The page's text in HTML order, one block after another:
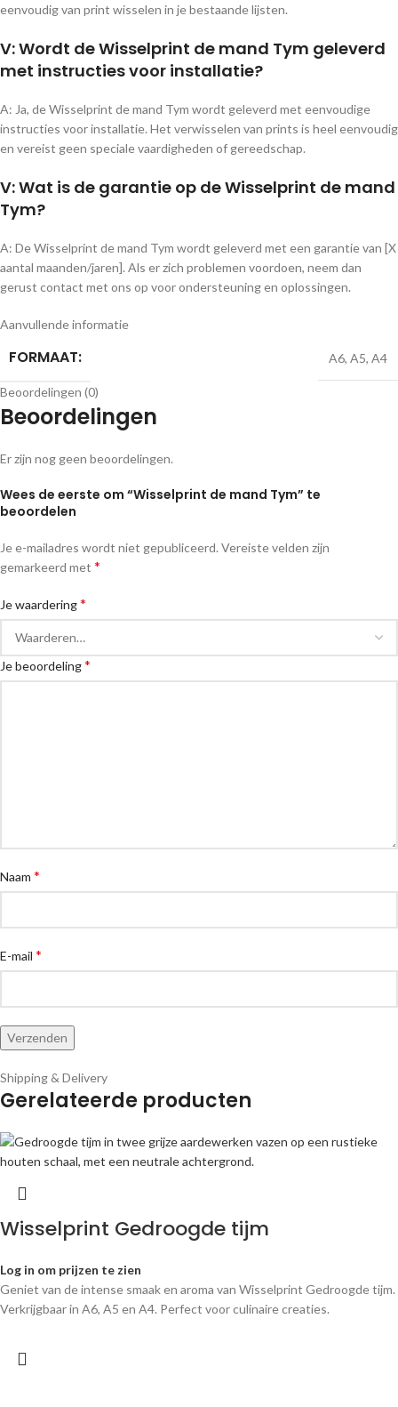
eenvoudig van print wisselen in je bestaande lijsten.
V: Wordt de Wisselprint de mand Tym geleverd
met instructies voor installatie?
A: Ja, de Wisselprint de mand Tym wordt geleverd met eenvoudige
instructies voor installatie. Het verwisselen van prints is heel eenvoudig
en vereist geen speciale vaardigheden of gereedschap.
V: Wat is de garantie op de Wisselprint de mand
Tym?
A: De Wisselprint de mand Tym wordt geleverd met een garantie van [X
aantal maanden/jaren]. Als er zich problemen voordoen, neem dan
gerust contact met ons op voor ondersteuning en oplossingen.
Aanvullende informatie
FORMAAT: A6, A5, A4
Beoordelingen (0)
Beoordelingen
Er zijn nog geen beoordelingen.
Wees de eerste om “Wisselprint de mand Tym” te
beoordelen
Je e-mailadres wordt niet gepubliceerd. Vereiste velden zijn
gemarkeerd met *
Je waardering*
Je beoordeling*
Naam *
E-mail *
Shipping & Delivery
Gerelateerde producten
Wisselprint Gedroogde tijm
Log in om prijzen te zien
Geniet van de intense smaak en aroma van Wisselprint Gedroogde tijm.
Verkrijgbaar in A6, A5 en A4. Perfect voor culinaire creaties.